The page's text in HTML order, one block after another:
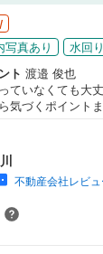
写真あり
水回
ト 渡邉 俊也
ていなくても大
気づくポイント
ています。現地
まい探しを進め
不動産キャンペ
がもらえる「
「資料をもらう
！ JAPAN
と譲渡はできま
不動産会社レビ
？